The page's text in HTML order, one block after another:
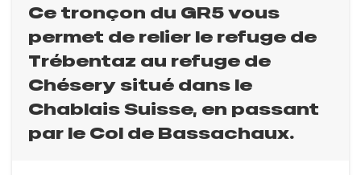
Ce tronçon du GR5 vous
permet de relier le refuge de
Trébentaz au refuge de
Chésery situé dans le
Chablais Suisse, en passant
par le Col de Bassachaux.